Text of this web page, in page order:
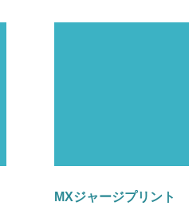
MXジャージプリント